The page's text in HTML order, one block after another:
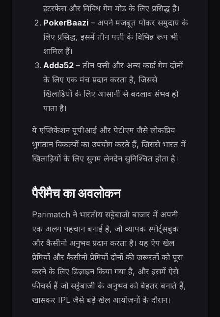
इंटरफेस और विविध गेम मोड के लिए प्रसिद्ध है।
PokerBaazi– अपने मजबूत पोकर समुदाय के
लिए प्रसिद्ध, इसमें तीन पत्ती के विभिन्न रूप भी
शामिल हैं।
Adda52– तीन पत्ती और अन्य कार्ड गेम दोनों
के लिए एक मंच प्रदान करता है, जिससे
खिलाड़ियों के लिए आसानी से बदलाव संभव हो
पाता है।
ये एप्लिकेशन यूपीआई और पेटीएम जैसे लोकप्रिय
भुगतान विकल्पों का उपयोग करते हैं, जिससे भारत में
खिलाड़ियों के लिए सुगम लेनदेन सुनिश्चित होता है।
पैरीमैच का अवलोकन
Parimatch ने भारतीय सट्टेबाजी बाजार में अपनी
एक अलग पहचान बनाई है, जो व्यापक स्पोर्ट्सबुक
और कैसीनो अनुभव प्रदान करता है। यह ऐप खेल
प्रेमियों और कैसीनो प्रेमियों दोनों की जरूरतों को पूरा
करने के लिए डिज़ाइन किया गया है, और इसमें ऐसे
फ़ीचर्स हैं जो सट्टेबाजी के अनुभव को बेहतर बनाते हैं,
खासकर IPL जैसे बड़े खेल आयोजनों के दौरान।